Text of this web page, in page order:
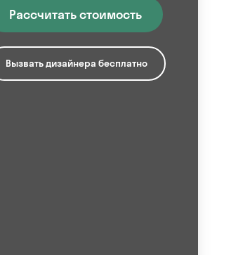
Рассчитать стоимость
Вызвать дизайнера бесплатно